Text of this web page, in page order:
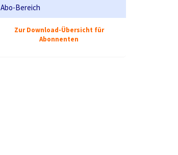
Abo-Bereich
Zur Download-Übersicht für
Abonnenten